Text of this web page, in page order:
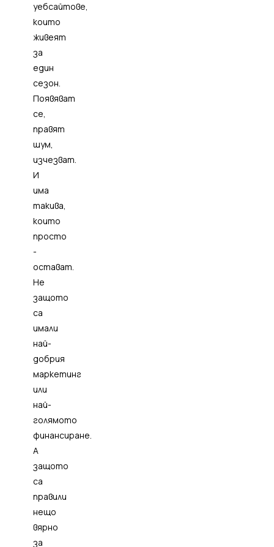
уебсайтове,
които
живеят
за
един
сезон.
Появяват
се,
правят
шум,
изчезват.
И
има
такива,
които
просто
-
остават.
Не
защото
са
имали
най-
добрия
маркетинг
или
най-
голямото
финансиране.
А
защото
са
правили
нещо
вярно
за